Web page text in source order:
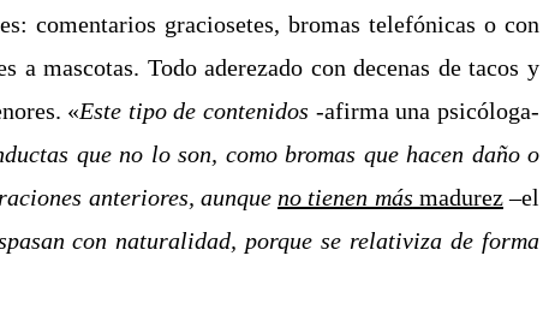
comentarios graciosetes, bromas telefónicas o con
a mascotas. Todo aderezado con decenas de tacos y
«Este tipo de contenidos -afirma una psicóloga-
que no lo son, como bromas que hacen daño o
anteriores, aunque no tienen más madurez–el
con naturalidad, porque se relativiza de forma